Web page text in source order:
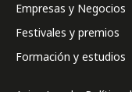
Empresas y Negocios
Festivales y premios
Formación y estudios